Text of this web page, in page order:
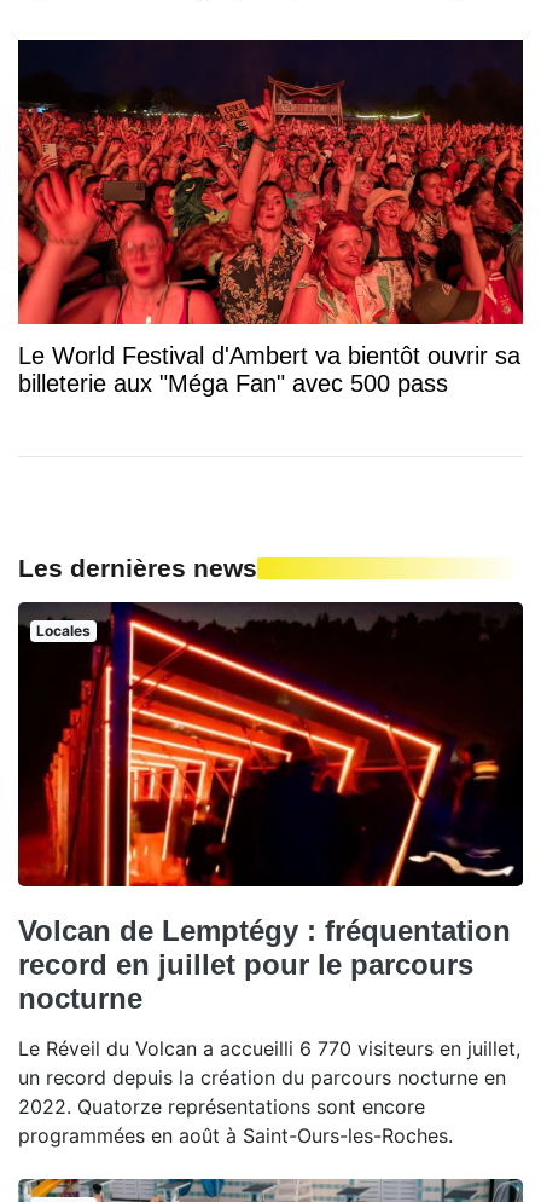
Le World Festival d'Ambert va bientôt ouvrir sa
billeterie aux "Méga Fan" avec 500 pass
Les dernières news
Locales
Volcan de Lemptégy : fréquentation
record en juillet pour le parcours
nocturne
Le Réveil du Volcan a accueilli 6 770 visiteurs en juillet,
un record depuis la création du parcours nocturne en
2022. Quatorze représentations sont encore
programmées en août à Saint-Ours-les-Roches.